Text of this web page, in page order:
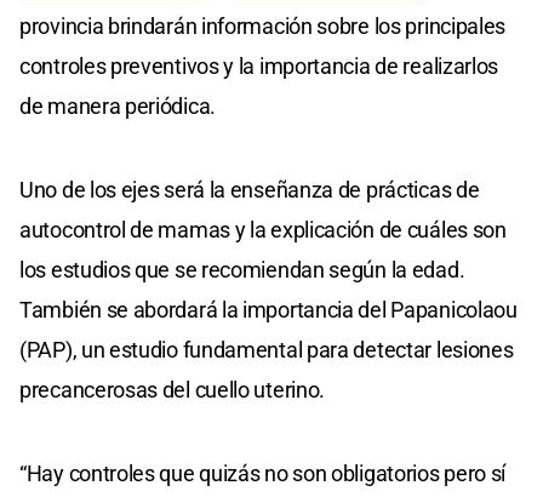
provincia brindarán información sobre los principales
controles preventivos y la importancia de realizarlos
de manera periódica.
Uno de los ejes será la enseñanza de prácticas de
autocontrol de mamas y la explicación de cuáles son
los estudios que se recomiendan según la edad.
También se abordará la importancia del Papanicolaou
(PAP), un estudio fundamental para detectar lesiones
precancerosas del cuello uterino.
“Hay controles que quizás no son obligatorios pero sí